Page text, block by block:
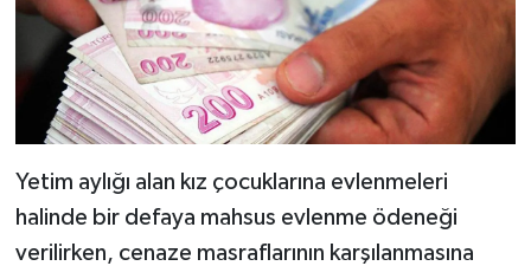
Yetim aylığı alan kız çocuklarına evlenmeleri
halinde bir defaya mahsus evlenme ödeneği
verilirken, cenaze masraflarının karşılanmasına